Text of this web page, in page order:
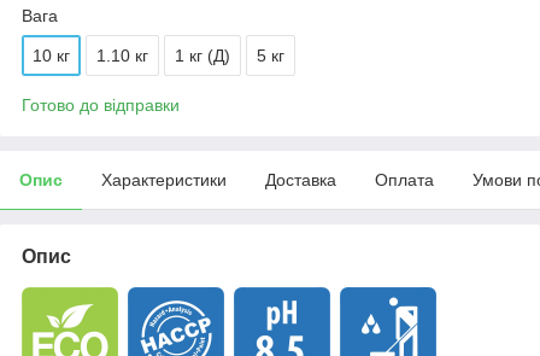
Вага
10 кг 1.10 кг 1 кг (Д) 5 кг
Готово до відправки
Опис Характеристики Доставка Оплата Умови
Опис